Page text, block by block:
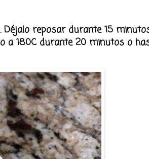
reposar durante 15
a 180C durante 20 minutos o